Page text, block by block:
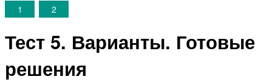
1 2
Тест 5. Варианты. Готовые
решения